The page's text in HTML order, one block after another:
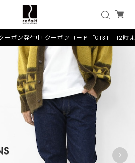
ポン発行中 クーポンコード「0131」12時